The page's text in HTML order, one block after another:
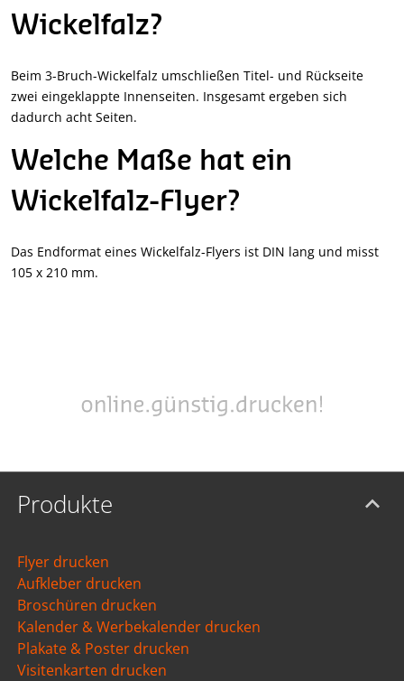
Wickelfalz?
Beim 3-Bruch-Wickelfalz umschließen Titel- und Rückseite
zwei eingeklappte Innenseiten. Insgesamt ergeben sich
dadurch acht Seiten.
Welche Maße hat ein
Wickelfalz-Flyer?
Das Endformat eines Wickelfalz-Flyers ist DIN lang und misst
105 x 210 mm.
Produkte
Flyer drucken
Aufkleber drucken
Broschüren drucken
Kalender & Werbekalender drucken
Plakate & Poster drucken
Visitenkarten drucken